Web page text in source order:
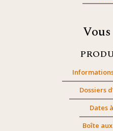
Dossiers
Dates
Boîte